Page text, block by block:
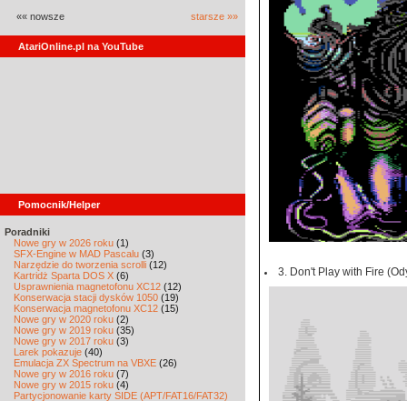
«« nowsze starsze »»
AtariOnline.pl na YouTube
Pomocnik/Helper
Poradniki
Nowe gry w 2026 roku (1)
SFX-Engine w MAD Pascalu (3)
Narzędzie do tworzenia scrolli (12)
Kartridż Sparta DOS X (6)
Usprawnienia magnetofonu XC12 (12)
Konserwacja stacji dysków 1050 (19)
Konserwacja magnetofonu XC12 (15)
Nowe gry w 2020 roku (2)
Nowe gry w 2019 roku (35)
Nowe gry w 2017 roku (3)
Larek pokazuje (40)
Emulacja ZX Spectrum na VBXE (26)
Nowe gry w 2016 roku (7)
Nowe gry w 2015 roku (4)
Partycjonowanie karty SIDE (APT/FAT16/FAT32)
3. Don't Play with Fire